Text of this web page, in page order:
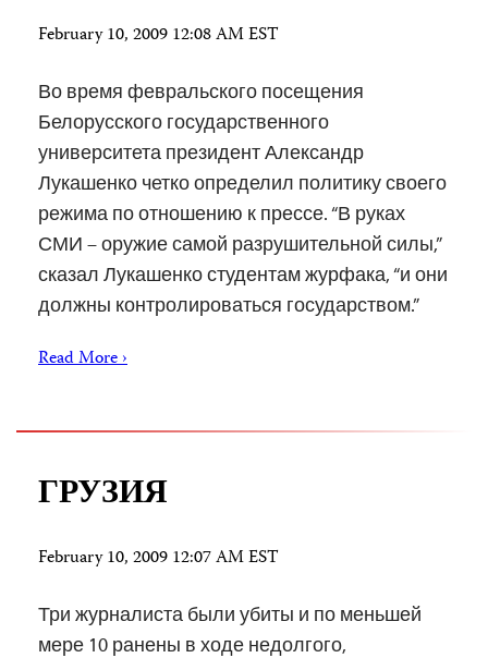
February 10, 2009 12:08 AM EST
Во время февральского посещения
Белорусского государственного
университета президент Александр
Лукашенко четко определил политику своего
режима по отношению к прессе. “В руках
СМИ – оружие самой разрушительной силы,”
сказал Лукашенко студентам журфака, “и они
должны контролироваться государством.”
Read More ›
ГРУЗИЯ
February 10, 2009 12:07 AM EST
Три журналиста были убиты и по меньшей
мере 10 ранены в ходе недолгого,